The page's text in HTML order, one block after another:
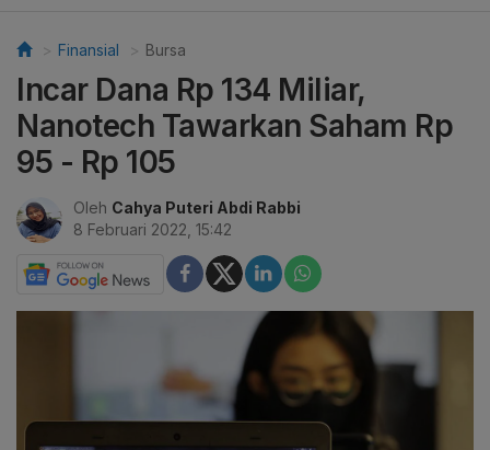
Finansial Bursa
Incar Dana Rp 134 Miliar,
Nanotech Tawarkan Saham Rp
95 - Rp 105
Oleh Cahya Puteri Abdi Rabbi
8 Februari 2022, 15:42